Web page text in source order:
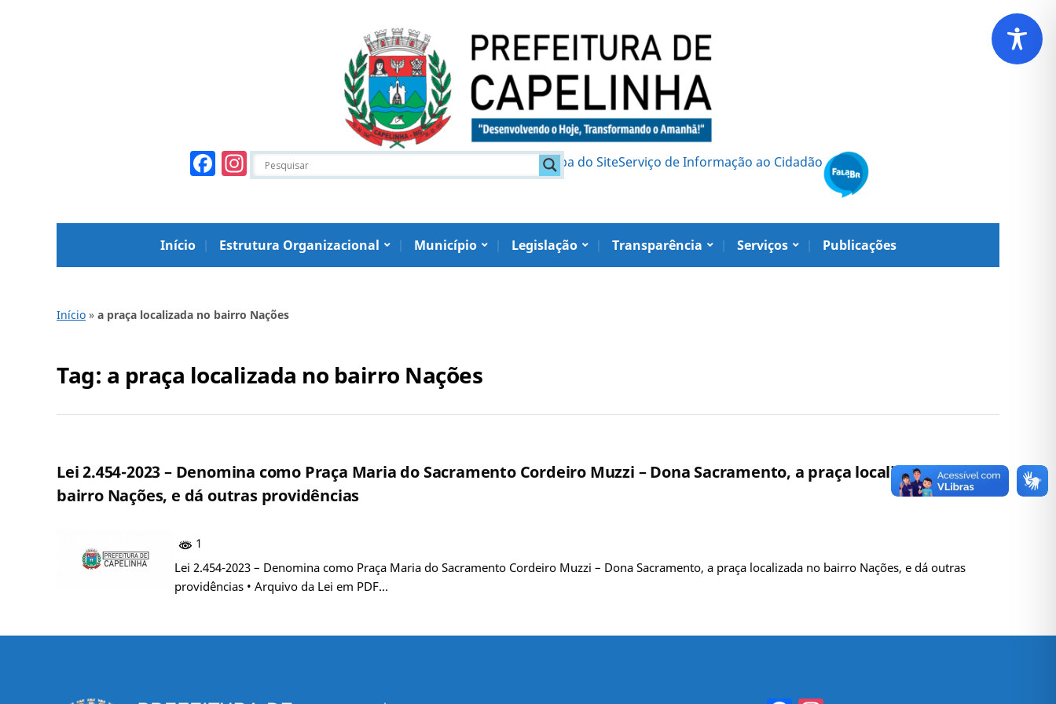
Facebook
Instagram Mapa do SiteServiço de Informação ao Cidadão
Início Estrutura Organizacional Município Legislação Transparência Serviços Publicações
Início » a praça localizada no bairro Nações
Tag: a praça localizada no bairro Nações
Lei 2.454-2023 – Denomina como Praça Maria do Sacramento Cordeiro Muzzi – Dona Sacramento, a praça localizada no
bairro Nações, e dá outras providências
1
Lei 2.454-2023 – Denomina como Praça Maria do Sacramento Cordeiro Muzzi – Dona Sacramento, a praça localizada no bairro Nações, e dá outras
providências • Arquivo da Lei em PDF…